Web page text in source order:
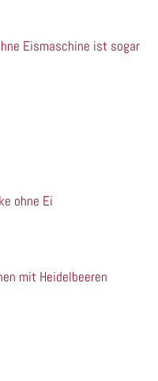
Eismaschine ist sogar
ohne Ei
mit Heidelbeeren